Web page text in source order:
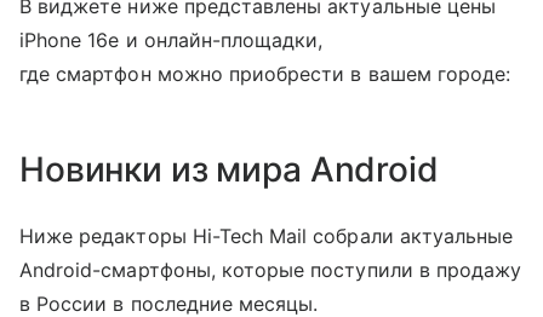
В виджете ниже представлены актуальные цены
iPhone 16e и онлайн-площадки,
где смартфон можно приобрести в вашем городе:
Новинки из мира Android
Ниже редакторы Hi-Tech Mail собрали актуальные
Android-смартфоны, которые поступили в продажу
в России в последние месяцы.